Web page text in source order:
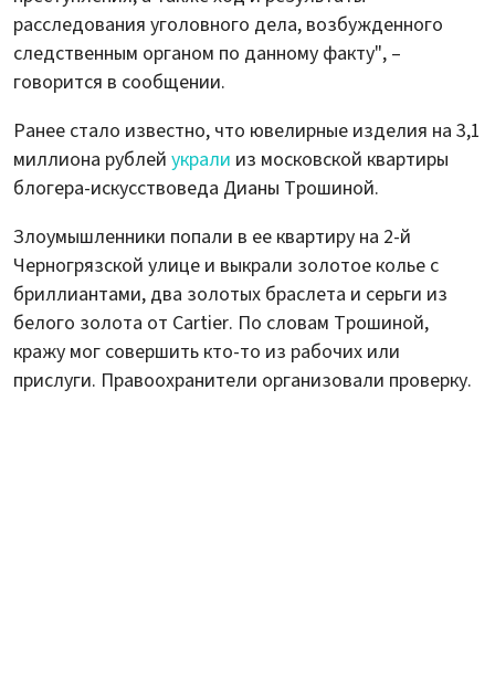
расследования уголовного дела, возбужденного
следственным органом по данному факту", –
говорится в сообщении.
Ранее стало известно, что ювелирные изделия на 3,1
миллиона рублей украли из московской квартиры
блогера-искусствоведа Дианы Трошиной.
Злоумышленники попали в ее квартиру на 2-й
Черногрязской улице и выкрали золотое колье с
бриллиантами, два золотых браслета и серьги из
белого золота от Cartier. По словам Трошиной,
кражу мог совершить кто-то из рабочих или
прислуги. Правоохранители организовали проверку.